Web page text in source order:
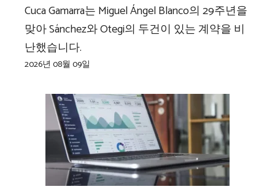
Cuca Gamarra는 Miguel Ángel Blanco의 29주년을
맞아 Sánchez와 Otegi의 두건이 있는 계약을 비
난했습니다.
2026년 08월 09일